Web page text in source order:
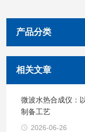
产品分类
相关文章
微波水热合成仪：
制备工艺
2026-06-26